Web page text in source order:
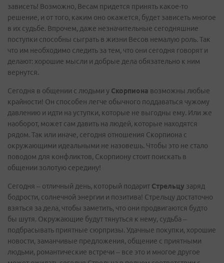
зависеть! Возможно, Весам придется принять какое-то
решение, и от того, каким оно окажется, будет зависеть многое
в их судьбе. Впрочем, даже незначительные сегодняшние
поступки способны сыграть в жизни Весов немалую роль. Так
что им необходимо следить за тем, что они сегодня говорят и
делают: хорошие мысли и добрые дела обязательно к ним
вернутся.
Сегодня в общении с людьми у Скорпиона возможны любые
крайности! Он способен легче обычного поддаваться чужому
давлению и идти на уступки, которые не выгодны ему. Или же
наоборот, может сам давить на людей, которые находятся
рядом. Так или иначе, сегодня отношения Скорпиона с
окружающими идеальными не назовешь. Чтобы это не стало
поводом для конфликтов, Скорпиону стоит поискать в
общении золотую середину!
Сегодня – отличный день, который подарит Стрельцу заряд
бодрости, солнечной энергии и позитива! Стрельцу достаточно
взяться за дела, чтобы заметить, что они продвигаются будто
бы шутя. Окружающие будут тянуться к нему, судьба –
подбрасывать приятные сюрпризы. Удачные покупки, хорошие
новости, заманчивые предложения, общение с приятными
людьми, романтические встречи – все это и многое другое